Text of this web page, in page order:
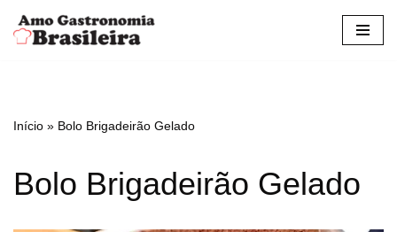
Pular
conteúdo
Início » Bolo Brigadeirão Gelado
Bolo Brigadeirão Gelado